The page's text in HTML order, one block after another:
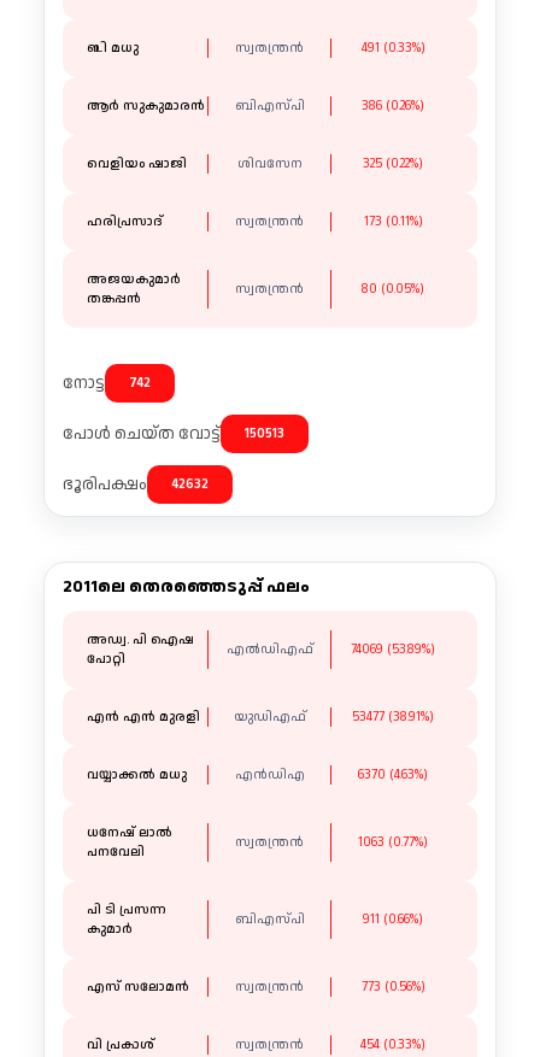
ബി മധു സ്വതന്ത്രൻ 491 (0.33%)
ആർ സുകുമാരൻ ബിഎസ്പി 386 (0.26%)
വെളിയം ഷാജി ശിവസേന 325 (0.22%)
ഹരിപ്രസാദ് സ്വതന്ത്രൻ 173 (0.11%)
അജയകുമാർ
തങ്കപ്പൻ
സ്വതന്ത്രൻ 80 (0.05%)
നോട്ട 742
പോൾ ചെയ്ത വോട്ട് 150513
ഭൂരിപക്ഷം 42632
2011ലെ തെരഞ്ഞെടുപ്പ് ഫലം
അഡ്വ. പി ഐഷ
പോറ്റി
എൽഡിഎഫ് 74069 (53.89%)
എൻ എൻ മുരളി യുഡിഎഫ് 53477 (38.91%)
വയ്യാക്കൽ മധു എൻഡിഎ 6370 (4.63%)
ധനേഷ് ലാൽ
പനവേലി
സ്വതന്ത്രൻ 1063 (0.77%)
പി ടി പ്രസന്ന
കുമാർ
ബിഎസ്പി 911 (0.66%)
എസ് സലോമൻ സ്വതന്ത്രൻ 773 (0.56%)
വി പ്രകാശ് സ്വതന്ത്രൻ 454 (0.33%)